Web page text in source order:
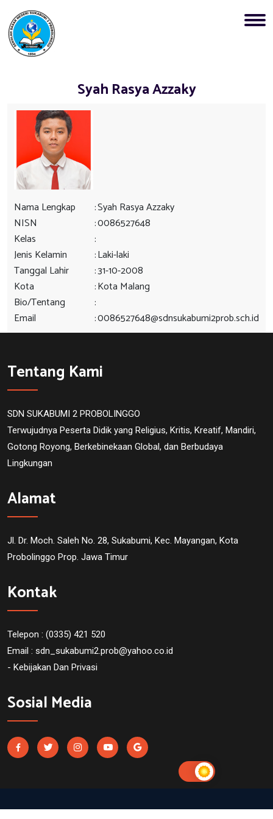
Syah Rasya Azzaky
Nama Lengkap :Syah Rasya Azzaky
NISN
:0086527648
Kelas
:
Jenis Kelamin
:Laki-laki
Tanggal Lahir
:31-10-2008
Kota
:Kota Malang
Bio/Tentang
:
Email
:0086527648@sdnsukabumi2prob.sch.id
Tentang Kami
SDN SUKABUMI 2 PROBOLINGGO
Terwujudnya Peserta Didik yang Religius, Kritis, Kreatif, Mandiri,
Gotong Royong, Berkebinekaan Global, dan Berbudaya
Lingkungan
Alamat
Jl. Dr. Moch. Saleh No. 28, Sukabumi, Kec. Mayangan, Kota
Probolinggo Prop. Jawa Timur
Kontak
Telepon : (0335) 421 520
Email : sdn_sukabumi2.prob@yahoo.co.id
- Kebijakan Dan Privasi
Sosial Media